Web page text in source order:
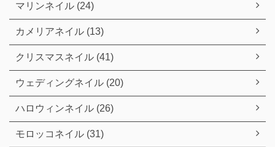
マリンネイル (24)
カメリアネイル (13)
クリスマスネイル (41)
ウェディングネイル (20)
ハロウィンネイル (26)
モロッコネイル (31)